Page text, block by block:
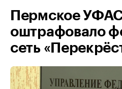
Пермское
оштрафовало
сеть